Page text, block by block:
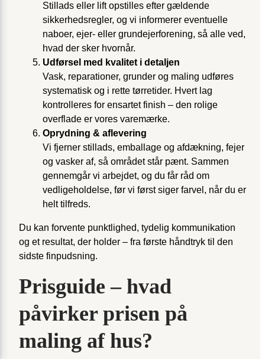
Stillads eller lift opstilles efter gældende
sikkerhedsregler, og vi informerer eventuelle
naboer, ejer- eller grundejerforening, så alle ved,
hvad der sker hvornår.
Udførsel med kvalitet i detaljen
Vask, reparationer, grunder og maling udføres
systematisk og i rette tørretider. Hvert lag
kontrolleres for ensartet finish – den rolige
overflade er vores varemærke.
Oprydning & aflevering
Vi fjerner stillads, emballage og afdækning, fejer
og vasker af, så området står pænt. Sammen
gennemgår vi arbejdet, og du får råd om
vedligeholdelse, før vi først siger farvel, når du er
helt tilfreds.
Du kan forvente punktlighed, tydelig kommunikation
og et resultat, der holder – fra første håndtryk til den
sidste finpudsning.
Prisguide – hvad
påvirker prisen på
maling af hus?